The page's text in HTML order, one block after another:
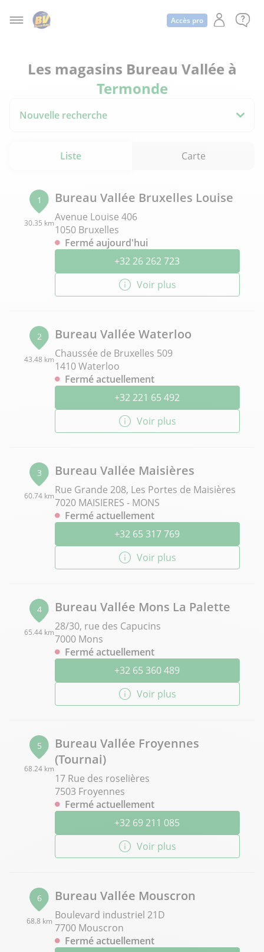
Accès pro
Les magasins Bureau Vallée à
Termonde
Nouvelle recherche
Liste Carte
1
30.35 km
Bureau Vallée Bruxelles Louise
Avenue Louise 406
1050 Bruxelles
Fermé aujourd'hui
+32 26 262 723
Voir plus
2
43.48 km
Bureau Vallée Waterloo
Chaussée de Bruxelles 509
1410 Waterloo
Fermé actuellement
+32 221 65 492
Voir plus
3
60.74 km
Bureau Vallée Maisières
Rue Grande 208, Les Portes de Maisières
7020 MAISIERES - MONS
Fermé actuellement
+32 65 317 769
Voir plus
4
65.44 km
Bureau Vallée Mons La Palette
28/30, rue des Capucins
7000 Mons
Fermé actuellement
+32 65 360 489
Voir plus
5
68.24 km
Bureau Vallée Froyennes
(Tournai)
17 Rue des roselières
7503 Froyennes
Fermé actuellement
+32 69 211 085
Voir plus
6
68.8 km
Bureau Vallée Mouscron
Boulevard industriel 21D
7700 Mouscron
Fermé actuellement